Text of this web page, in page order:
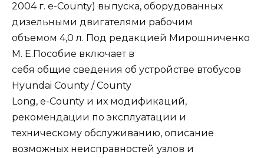
2004 г. e-County) выпуска, оборудованных
дизельными двигателями рабочим
объемом 4,0 л. Под редакцией Мирошниченко
М. Е.Пособие включает в
себя общие сведения об устройстве втобусов
Hyundai County / County
Long, e-County и их модификаций,
рекомендации по эксплуатации и
техническому обслуживанию, описание
возможных неисправностей узлов и